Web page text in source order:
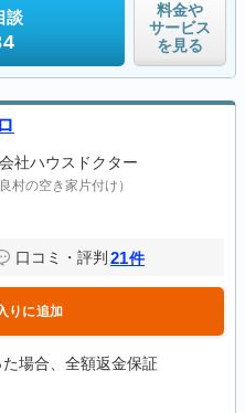
談
料金や
サービス
を見る
社ハウスドクター
村の空き家片付け）
口コミ・評判 21件
りに追加
場合、全額返金保証